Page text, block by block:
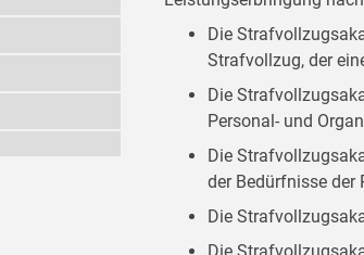
Die
Strafvollzug, der
Die
Personal- und
Die
der Bedürfnisse der
Die